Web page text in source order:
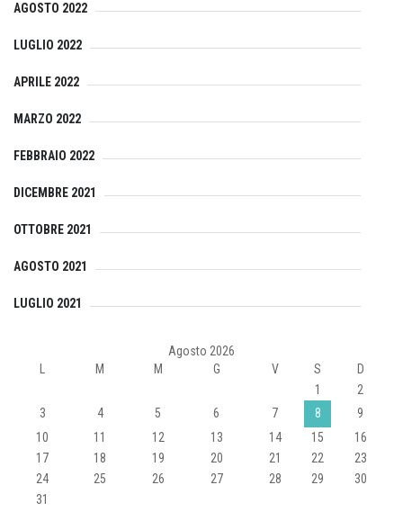
AGOSTO 2022
LUGLIO 2022
APRILE 2022
MARZO 2022
FEBBRAIO 2022
DICEMBRE 2021
OTTOBRE 2021
AGOSTO 2021
LUGLIO 2021
Agosto 2026
L
M M G V S
D
1
2
3
4 5 6 7 8
9
10
11 12 13 14 15
16
17
18 19 20 21 22
23
24
25 26 27 28 29
30
31